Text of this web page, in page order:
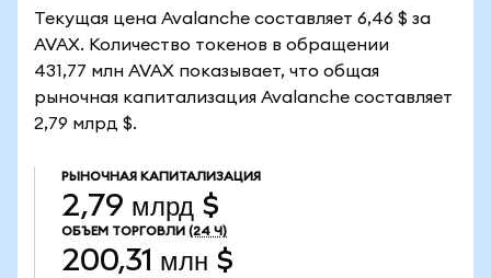
Текущая цена Avalanche составляет 6,46 $ за
AVAX. Количество токенов в обращении
431,77 млн AVAX показывает, что общая
рыночная капитализация Avalanche составляет
2,79 млрд $.
РЫНОЧНАЯ КАПИТАЛИЗАЦИЯ
2,79 млрд $
ОБЪЕМ ТОРГОВЛИ (24 Ч)
200,31 млн $